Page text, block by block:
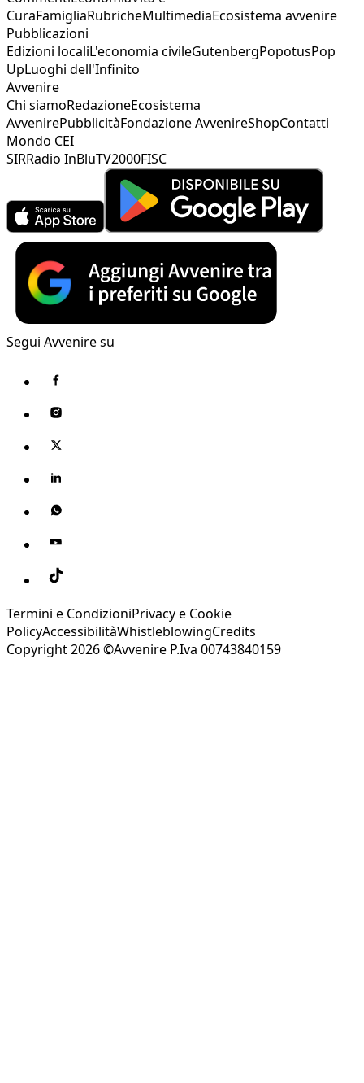
CuraFamigliaRubricheMultimediaEcosistema avvenire
Pubblicazioni
Edizioni localiL'economia civileGutenbergPopotusPop
UpLuoghi dell'Infinito
Avvenire
Chi siamoRedazioneEcosistema
AvvenirePubblicitàFondazione AvvenireShopContatti
Mondo CEI
SIRRadio InBluTV2000FISC
Segui Avvenire su
Termini e CondizioniPrivacy e Cookie
PolicyAccessibilitàWhistleblowingCredits
Copyright 2026 ©Avvenire P.Iva 00743840159